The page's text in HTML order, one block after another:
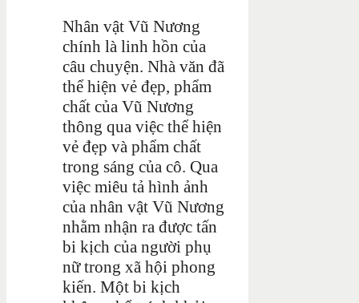
Nhân vật Vũ Nương
chính là linh hồn của
câu chuyện. Nhà văn đã
thể hiện vẻ đẹp, phẩm
chất của Vũ Nương
thông qua việc thể hiện
vẻ đẹp và phẩm chất
trong sáng của cô. Qua
việc miêu tả hình ảnh
của nhân vật Vũ Nương
nhằm nhận ra được tấn
bi kịch của người phụ
nữ trong xã hội phong
kiến. Một bi kịch